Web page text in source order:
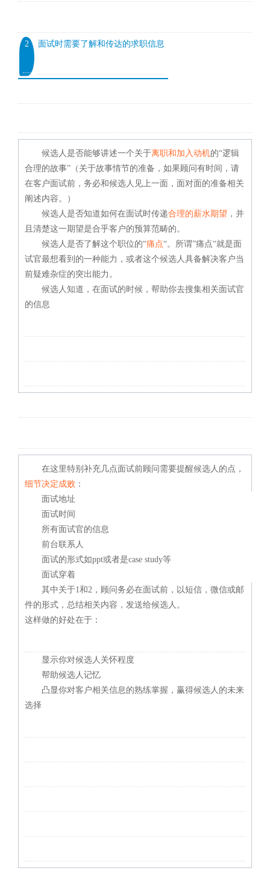
2 面试时需要了解和传达的求职信息
候选人是否能够讲述一个关于离职和加入动机的“逻辑
合理的故事”（ 关于故事情节的准备，如果顾问有时间，请
在客户面试前，务必和候选人见上一面，面对面的准备相关
阐述内容。）
候选人是否知道如何在面试时传递合理的薪水期望 ，并
且清楚这一期望是合乎客户的预算范畴的。
候选人是否了解这个职位的“痛点“。所谓”痛点“就是面
试官最想看到的一种能力，或者这个候选人具备解决客户当
前疑难杂症的突出能力。
候选人知道，在面试的时候，帮助你去搜集相关面试官
的信息
在这里特别补充几点面试前顾问需要提醒候选人的点，
细节决定成败 ：
面试地址
面试时间
所有面试官的信息
前台联系人
面试的形式如ppt或者是case study等
面试穿着
其中关于1和2，顾问务必在面试前，以短信，微信或邮
件的形式，总结相关内容，发送给候选人。
这样做的好处在于：
显示你对候选人关怀程度
帮助候选人记忆
凸显你对客户相关信息的熟练掌握，赢得候选人的未来
选择